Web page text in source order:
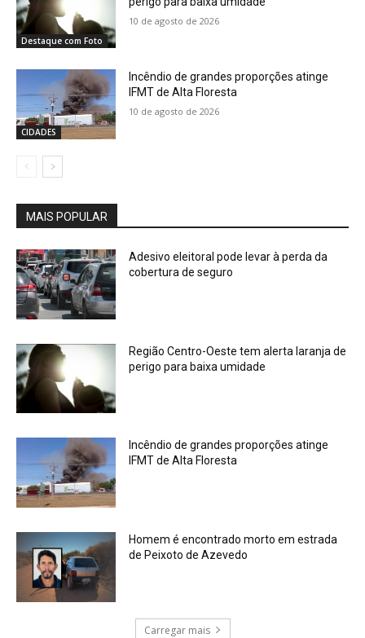
Destaque com Foto
10 de agosto de 2026
CIDADES
Incêndio de grandes proporções atinge
IFMT de Alta Floresta
10 de agosto de 2026
MAIS POPULAR
Adesivo eleitoral pode levar à perda da
cobertura de seguro
Região Centro-Oeste tem alerta laranja de
perigo para baixa umidade
Incêndio de grandes proporções atinge
IFMT de Alta Floresta
Homem é encontrado morto em estrada
de Peixoto de Azevedo
Carregar mais